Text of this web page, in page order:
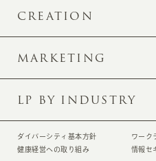
CREATION
MARKETING
LP BY INDUSTRY
ダイバーシティ基本方針
ワーク
健康経営への取り組み
情報セ